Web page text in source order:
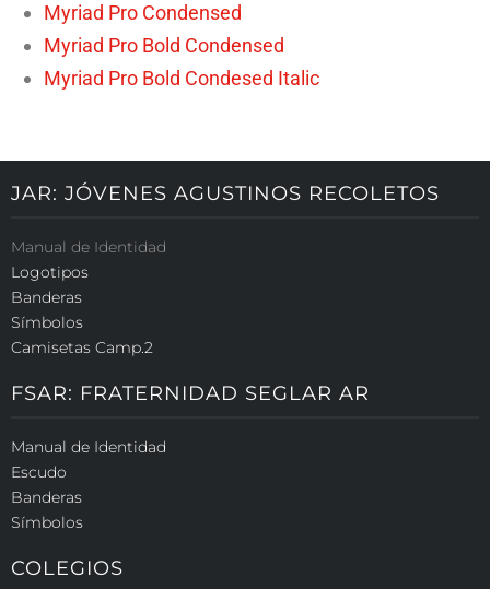
Myriad Pro Condensed
Myriad Pro Bold Condensed
Myriad Pro Bold Condesed Italic
JAR: JÓVENES AGUSTINOS RECOLETOS
Manual de Identidad
Logotipos
Banderas
Símbolos
Camisetas Camp.2
FSAR: FRATERNIDAD SEGLAR AR
Manual de Identidad
Escudo
Banderas
Símbolos
COLEGIOS